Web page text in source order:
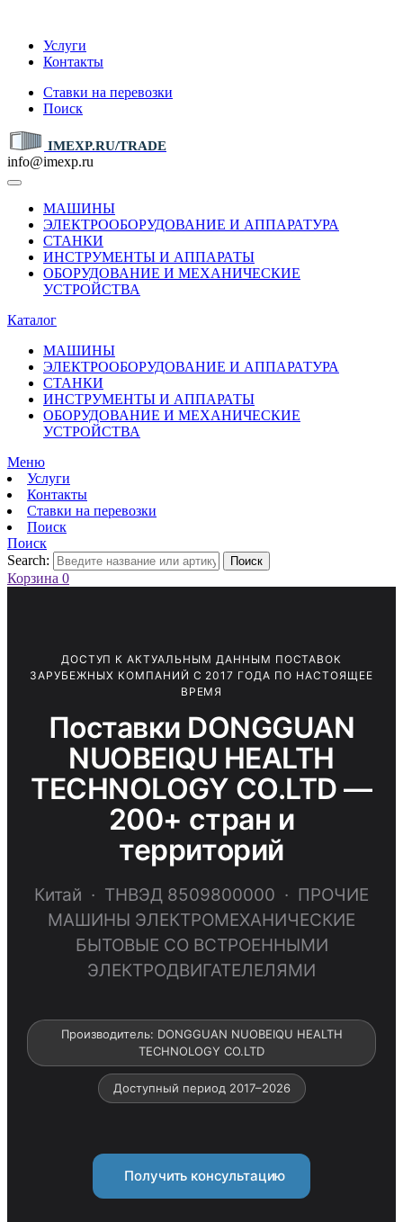
Услуги
Контакты
Ставки на перевозки
Поиск
IMEXP.RU/TRADE
info@imexp.ru
МАШИНЫ
ЭЛЕКТРООБОРУДОВАНИЕ И АППАРАТУРА
СТАНКИ
ИНСТРУМЕНТЫ И АППАРАТЫ
ОБОРУДОВАНИЕ И МЕХАНИЧЕСКИЕ
УСТРОЙСТВА
Каталог
МАШИНЫ
ЭЛЕКТРООБОРУДОВАНИЕ И АППАРАТУРА
СТАНКИ
ИНСТРУМЕНТЫ И АППАРАТЫ
ОБОРУДОВАНИЕ И МЕХАНИЧЕСКИЕ
УСТРОЙСТВА
Меню
Услуги
Контакты
Ставки на перевозки
Поиск
Поиск
Search:
Поиск
Корзина 0
ДОСТУП К АКТУАЛЬНЫМ ДАННЫМ ПОСТАВОК
ЗАРУБЕЖНЫХ КОМПАНИЙ С 2017 ГОДА ПО НАСТОЯЩЕЕ
ВРЕМЯ
Поставки DONGGUAN
NUOBEIQU HEALTH
TECHNOLOGY CO.LTD —
200+ стран и
территорий
Китай · ТНВЭД 8509800000 · ПРОЧИЕ
МАШИНЫ ЭЛЕКТРОМЕХАНИЧЕСКИЕ
БЫТОВЫЕ СО ВСТРОЕННЫМИ
ЭЛЕКТРОДВИГАТЕЛЕЛЯМИ
Производитель: DONGGUAN NUOBEIQU HEALTH
TECHNOLOGY CO.LTD
Доступный период 2017–2026
Получить консультацию